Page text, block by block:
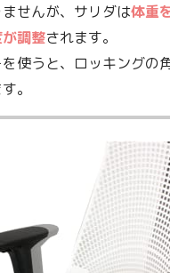
せんが、サリダは体重
調整されます。
使うと、ロッキングの
。